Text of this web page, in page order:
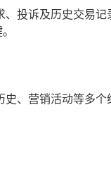
投诉及历史交易
、营销活动等多